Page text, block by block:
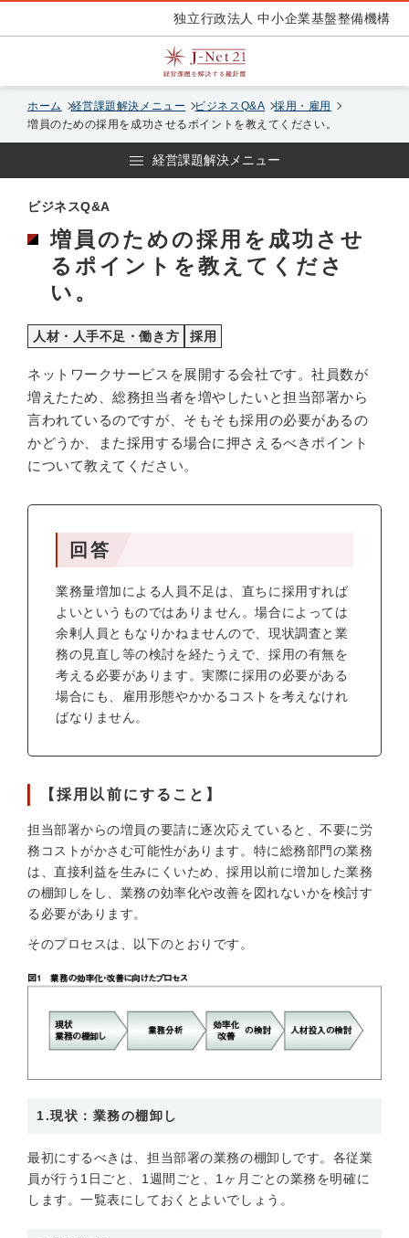
独立行政法人 中小企業基盤整備機構
ホーム 経営課題解決メニュー ビジネスQ&A
採用・雇用
増員のための採用を成功させるポイントを教えてください。
経営課題解決メニュー
ビジネスQ&A
増員のための採用を成功させ
るポイントを教えてくださ
い。
人材・人手不足・働き方 採用
ネットワークサービスを展開する会社です。社員数が
増えたため、総務担当者を増やしたいと担当部署から
言われているのですが、そもそも採用の必要があるの
かどうか、また採用する場合に押さえるべきポイント
について教えてください。
回答
業務量増加による人員不足は、直ちに採用すれば
よいというものではありません。場合によっては
余剰人員ともなりかねませんので、現状調査と業
務の見直し等の検討を経たうえで、採用の有無を
考える必要があります。実際に採用の必要がある
場合にも、雇用形態やかかるコストを考えなけれ
ばなりません。
【採用以前にすること】
担当部署からの増員の要請に逐次応えていると、不要に労
務コストがかさむ可能性があります。特に総務部門の業務
は、直接利益を生みにくいため、採用以前に増加した業務
の棚卸しをし、業務の効率化や改善を図れないかを検討す
る必要があります。
そのプロセスは、以下のとおりです。
1.現状：業務の棚卸し
最初にするべきは、担当部署の業務の棚卸しです。各従業
員が行う1日ごと、1週間ごと、1ヶ月ごとの業務を明確に
します。一覧表にしておくとよいでしょう。